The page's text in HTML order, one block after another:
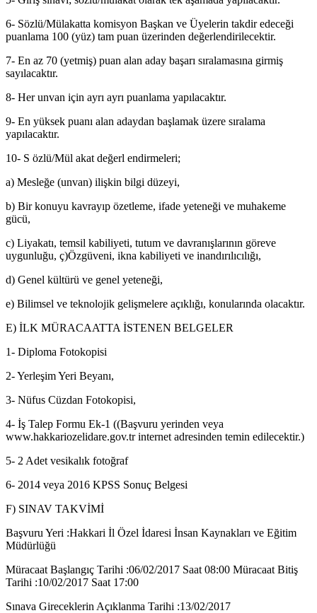
6- Sözlü/Mülakatta komisyon Başkan ve Üyelerin takdir edeceği
puanlama 100 (yüz) tam puan üzerinden değerlendirilecektir.
7- En az 70 (yetmiş) puan alan aday başarı sıralamasına girmiş
sayılacaktır.
8- Her unvan için ayrı ayrı puanlama yapılacaktır.
9- En yüksek puanı alan adaydan başlamak üzere sıralama
yapılacaktır.
10- S özlü/Mül akat değerl endirmeleri;
a) Mesleğe (unvan) ilişkin bilgi düzeyi,
b) Bir konuyu kavrayıp özetleme, ifade yeteneği ve muhakeme
gücü,
c) Liyakatı, temsil kabiliyeti, tutum ve davranışlarının göreve
uygunluğu, ç)Özgüveni, ikna kabiliyeti ve inandırılıcılığı,
d) Genel kültürü ve genel yeteneği,
e) Bilimsel ve teknolojik gelişmelere açıklığı, konularında olacaktır.
E) İLK MÜRACAATTA İSTENEN BELGELER
1- Diploma Fotokopisi
2- Yerleşim Yeri Beyanı,
3- Nüfus Cüzdan Fotokopisi,
4- İş Talep Formu Ek-1 ((Başvuru yerinden veya
www.hakkariozelidare.gov.tr internet adresinden temin edilecektir.)
5- 2 Adet vesikalık fotoğraf
6- 2014 veya 2016 KPSS Sonuç Belgesi
F) SINAV TAKVİMİ
Başvuru Yeri :Hakkari İl Özel İdaresi İnsan Kaynakları ve Eğitim
Müdürlüğü
Müracaat Başlangıç Tarihi :06/02/2017 Saat 08:00 Müracaat Bitiş
Tarihi :10/02/2017 Saat 17:00
Sınava Gireceklerin Açıklanma Tarihi :13/02/2017